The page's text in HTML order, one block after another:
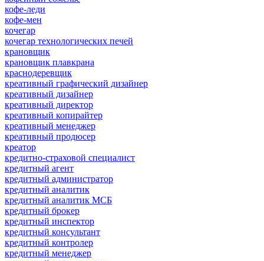
кофе-леди
кофе-мен
кочегар
кочегар технологических печей
крановщик
крановщик плавкрана
краснодеревщик
креативный графический дизайнер
креативный дизайнер
креативный директор
креативный копирайтер
креативный менеджер
креативный продюсер
креатор
кредитно-страховой специалист
кредитный агент
кредитный администратор
кредитный аналитик
кредитный аналитик МСБ
кредитный брокер
кредитный инспектор
кредитный консультант
кредитный контролер
кредитный менеджер